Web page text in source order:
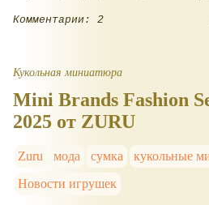
Комментарии: 2
Кукольная миниатюра
Mini Brands Fashion
2025 от ZURU
Zuru мода сумка
кукольные
Новости игрушек